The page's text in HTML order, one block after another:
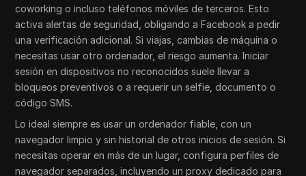
coworking o incluso teléfonos móviles de terceros. Esto
activa alertas de seguridad, obligando a Facebook a pedir
una verificación adicional. Si viajas, cambias de máquina o
necesitas usar otro ordenador, el riesgo aumenta. Iniciar
sesión en dispositivos no reconocidos suele llevar a
bloqueos preventivos o a requerir un selfie, documento o
código SMS.
Lo ideal siempre es usar un ordenador fiable, con un
navegador limpio y sin historial de otros inicios de sesión. Si
necesitas operar en más de un lugar, configura perfiles de
navegador separados, incluyendo un proxy dedicado para